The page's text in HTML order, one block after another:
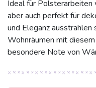
Ideal für Polsterarbeiten
aber auch perfekt für
und Eleganz ausstrahlen
Wohnräumen mit
besondere Note von